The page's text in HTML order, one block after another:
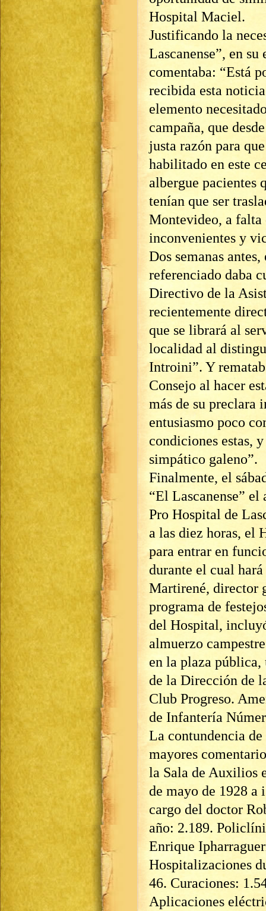
Hospital Maciel.
Justificando la
Lascanense”, en
comentaba: “Está
recibida esta
elemento
campaña, que
justa razón para
habilitado en este
albergue pacientes
tenían que ser
Montevideo, a falta
inconvenientes y
Dos semanas
referenciado daba
Directivo de la
recientemente
que se librará al
localidad al
Introini”. Y
Consejo al hacer
más de su preclara
entusiasmo poco
condiciones estas,
simpático galeno”.
Finalmente, el
“El Lascanense”
Pro Hospital de
a las diez horas, el
para entrar en
durante el cual
Martirené, director
programa de
del Hospital,
almuerzo
en la plaza pública,
de la Dirección de
Club Progreso.
de Infantería
La contundencia
mayores
la Sala de Auxilios
de mayo de 1928 a
cargo del doctor
año: 2.189.
Enrique
Hospitalizaciones
46. Curaciones:
Aplicaciones